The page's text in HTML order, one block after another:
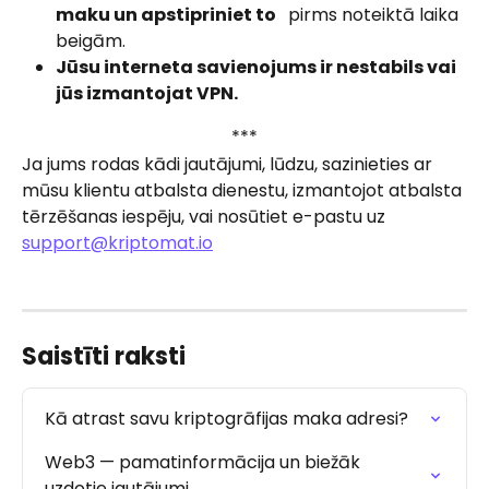
maku un apstipriniet to
  pirms noteiktā laika
beigām.
Jūsu interneta savienojums ir nestabils vai
jūs izmantojat VPN.
***
Ja jums rodas kādi jautājumi, lūdzu, sazinieties ar
mūsu klientu atbalsta dienestu, izmantojot atbalsta
tērzēšanas iespēju, vai nosūtiet e-pastu uz
support@kriptomat.io
Saistīti raksti
Kā atrast savu kriptogrāfijas maka adresi?
Web3 — pamatinformācija un biežāk